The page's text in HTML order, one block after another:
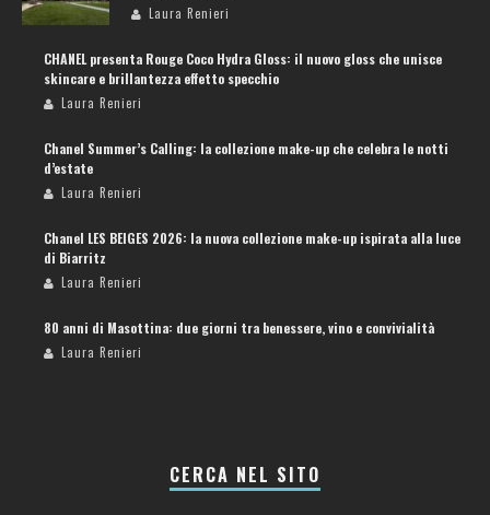
Laura Renieri
CHANEL presenta Rouge Coco Hydra Gloss: il nuovo gloss che unisce
skincare e brillantezza effetto specchio
Laura Renieri
Chanel Summer’s Calling: la collezione make-up che celebra le notti
d’estate
Laura Renieri
Chanel LES BEIGES 2026: la nuova collezione make-up ispirata alla luce
di Biarritz
Laura Renieri
80 anni di Masottina: due giorni tra benessere, vino e convivialità
Laura Renieri
CERCA NEL SITO